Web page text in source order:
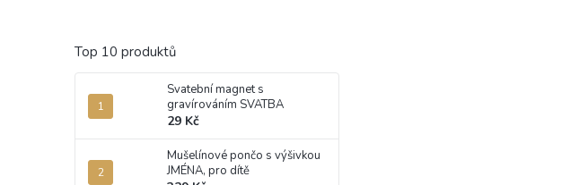
Top 10 produktů
Svatební magnet s
gravírováním SVATBA
29 Kč
Mušelínové pončo s výšivkou
JMÉNA, pro dítě